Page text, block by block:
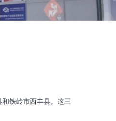
铁岭市西丰县。这三